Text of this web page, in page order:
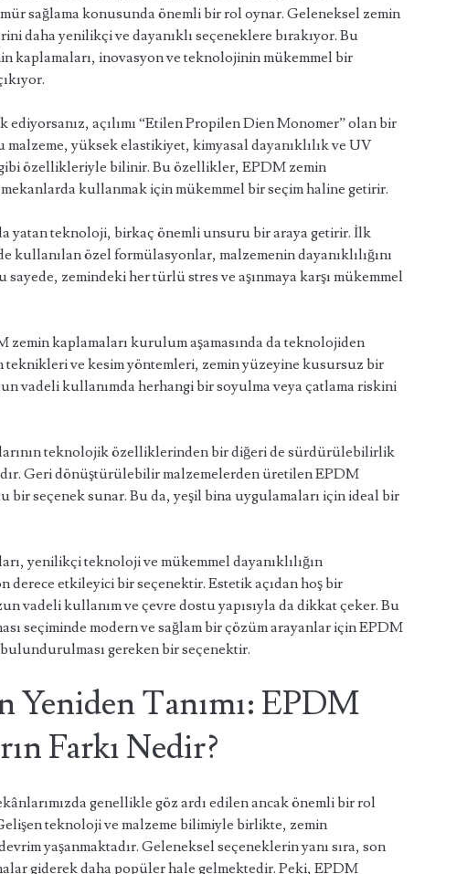
sağlama konusunda önemli bir rol oynar. Geleneksel zemin
daha yenilikçi ve dayanıklı seçeneklere bırakıyor. Bu
kaplamaları, inovasyon ve teknolojinin mükemmel bir
ediyorsanız, açılımı “Etilen Propilen Dien Monomer” olan bir
malzeme, yüksek elastikiyet, kimyasal dayanıklılık ve UV
gibi özellikleriyle bilinir. Bu özellikler, EPDM zemin
mekanlarda kullanmak için mükemmel bir seçim haline getirir.
yatan teknoloji, birkaç önemli unsuru bir araya getirir. İlk
kullanılan özel formülasyonlar, malzemenin dayanıklılığını
sayede, zemindeki her türlü stres ve aşınmaya karşı mükemmel
zemin kaplamaları kurulum aşamasında da teknolojiden
teknikleri ve kesim yöntemleri, zemin yüzeyine kusursuz bir
vadeli kullanımda herhangi bir soyulma veya çatlama riskini
teknolojik özelliklerinden bir diğeri de sürdürülebilirlik
Geri dönüştürülebilir malzemelerden üretilen EPDM
bir seçenek sunar. Bu da, yeşil bina uygulamaları için ideal bir
yenilikçi teknoloji ve mükemmel dayanıklılığın
derece etkileyici bir seçenektir. Estetik açıdan hoş bir
vadeli kullanım ve çevre dostu yapısıyla da dikkat çeker. Bu
seçiminde modern ve sağlam bir çözüm arayanlar için EPDM
gereken bir seçenektir.
Yeniden Tanımı: EPDM
Farkı Nedir?
genellikle göz ardı edilen ancak önemli bir rol
teknoloji ve malzeme bilimiyle birlikte, zemin
yaşanmaktadır. Geleneksel seçeneklerin yanı sıra, son
giderek daha popüler hale gelmektedir. Peki, EPDM